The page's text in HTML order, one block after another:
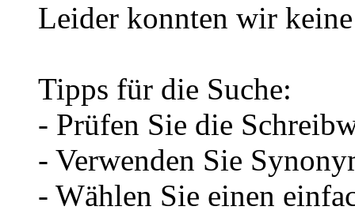
Leider konnten wir
Tipps für die Suche:
- Prüfen Sie die
- Verwenden Sie
- Wählen Sie einen